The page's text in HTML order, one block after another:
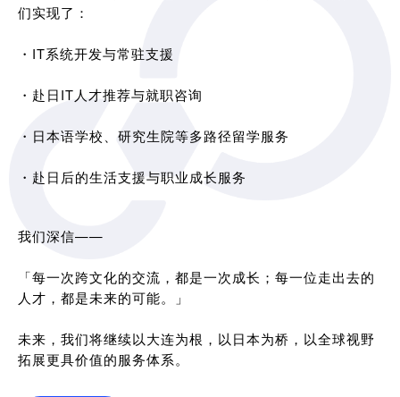
们实现了：
・IT系统开发与常驻支援
・赴日IT人才推荐与就职咨询
・日本语学校、研究生院等多路径留学服务
・赴日后的生活支援与职业成长服务
我们深信——
「每一次跨文化的交流，都是一次成长；每一位走出去的
人才，都是未来的可能。」
未来，我们将继续以大连为根，以日本为桥，以全球视野
拓展更具价值的服务体系。